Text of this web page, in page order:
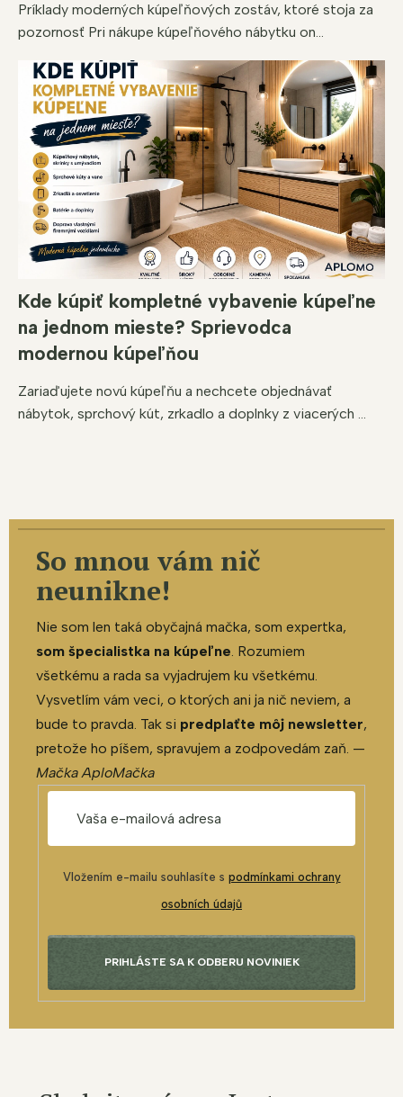
Príklady moderných kúpeľňových zostáv, ktoré stoja za
pozornosť Pri nákupe kúpeľňového nábytku on...
Kde kúpiť kompletné vybavenie kúpeľne
na jednom mieste? Sprievodca
modernou kúpeľňou
Zariaďujete novú kúpeľňu a nechcete objednávať
nábytok, sprchový kút, zrkadlo a doplnky z viacerých ...
So mnou vám nič
neunikne!
Nie som len taká obyčajná mačka, som expertka,
som špecialistka na kúpeľne. Rozumiem
všetkému a rada sa vyjadrujem ku všetkému.
Vysvetlím vám veci, o ktorých ani ja nič neviem, a
bude to pravda. Tak si predplaťte môj newsletter,
pretože ho píšem, spravujem a zodpovedám zaň. —
Mačka AploMačka
Vložením e-mailu souhlasíte s podmínkami ochrany
osobních údajů
PRIHLÁSTE SA K ODBERU NOVINIEK